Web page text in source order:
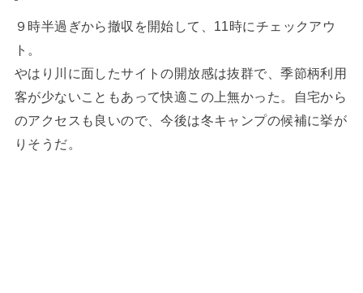
９時半過ぎから撤収を開始して、11時にチェックアウ
ト。
やはり川に面したサイトの開放感は抜群で、季節柄利用
客が少ないこともあって快適この上無かった。自宅から
のアクセスも良いので、今後は冬キャンプの候補に挙が
りそうだ。